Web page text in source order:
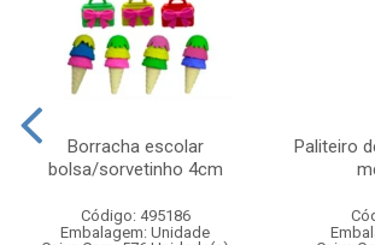
Borracha escolar
bolsa/sorvetinho 4cm
Código: 495186
Embalagem: Unidade
Paliteiro